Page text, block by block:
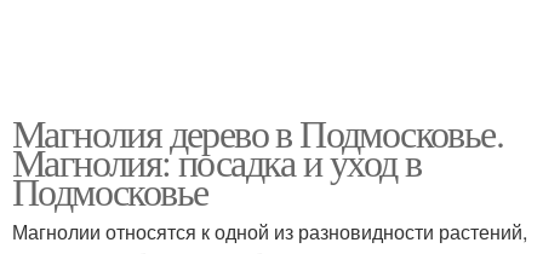
Магнолия дерево в Подмосковье.
Магнолия: посадка и уход в
Подмосковье
Магнолии относятся к одной из разновидности растений,